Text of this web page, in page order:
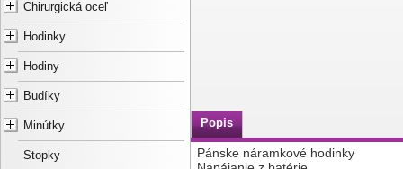
Chirurgická oceľ
Hodinky
Hodiny
Budíky
Minútky
Stopky
Popis
Pánske náramkové hodinky